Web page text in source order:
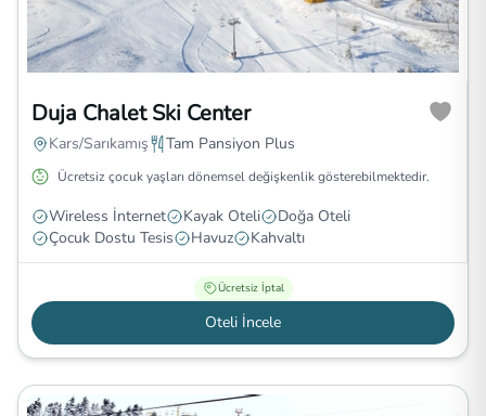
Duja Chalet Ski Center
Kars/Sarıkamış Tam Pansiyon Plus
Ücretsiz çocuk yaşları dönemsel değişkenlik gösterebilmektedir.
Wireless İnternet Kayak Oteli
Doğa Oteli
Çocuk Dostu Tesis
Havuz Kahvaltı
Ücretsiz İptal
Oteli İncele